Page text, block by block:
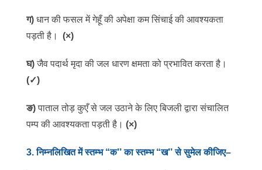
ग) धान की फसल में गेहूँ की अपेक्षा कम सिंचाई की आवश्यकता
पड़ती है।
(×)
घ)जैव पदार्थ मृदा की जल धारण क्षमता को प्रभावित करता है।
(✓)
ङ)पाताल तोड़ कुएँ से जल उठाने के लिए बिजली द्वारा संचालित
पम्प की आवश्यकता पड़ती है। (×)
3.निम्नलिखित में स्तम्भ “क’’ का स्तम्भ “ख’’ से सुमेल कीजिए–